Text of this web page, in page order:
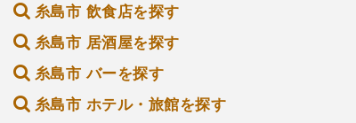
糸島市 飲食店を探す
糸島市 居酒屋を探す
糸島市 バーを探す
糸島市 ホテル・旅館を探す